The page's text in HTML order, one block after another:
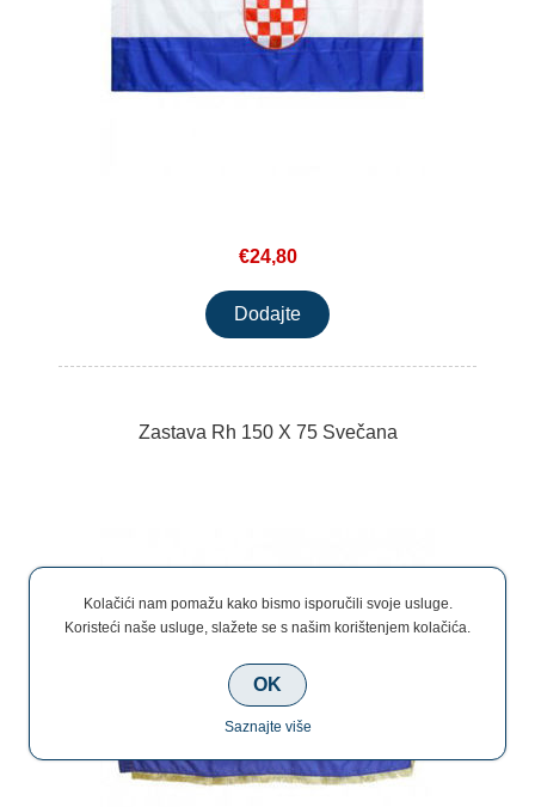
€24,80
Zastava Rh 150 X 75 Svečana
Kolačići nam pomažu kako bismo isporučili svoje usluge.
Koristeći naše usluge, slažete se s našim korištenjem kolačića.
OK
Saznajte više